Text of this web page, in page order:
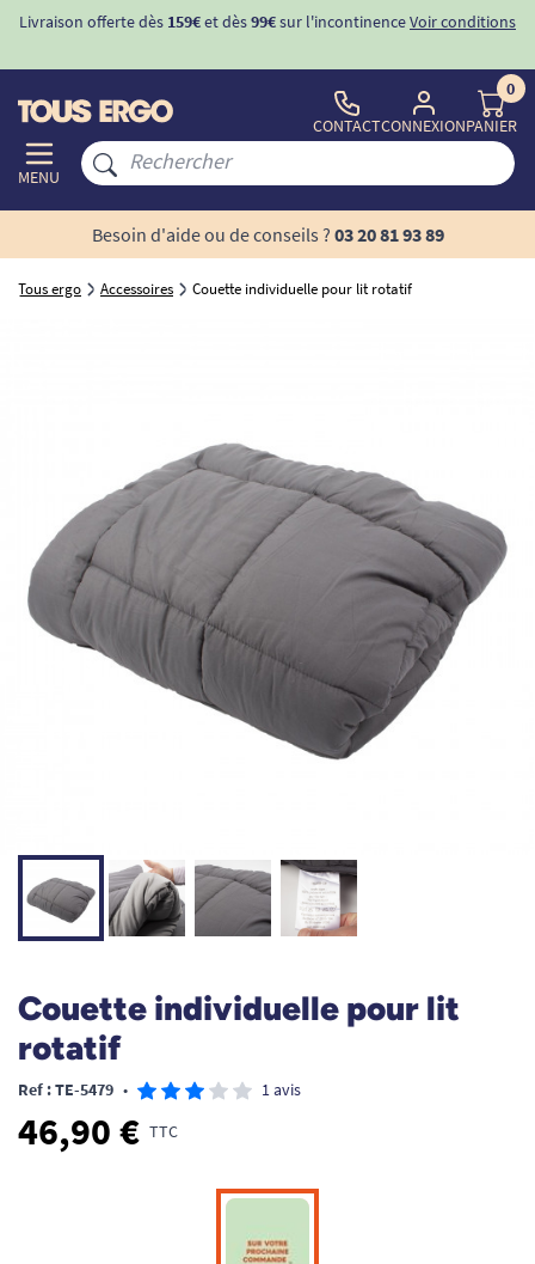
Livraison offerte dès 159€et dès99€sur l'incontinenceVoir conditions
MENU
CONTACTCONNEXION
0
PANIER
Besoin d'aide ou de conseils ? 03 20 81 93 89
Tous ergo Accessoires Couette individuelle pour lit rotatif
Couette individuelle pour lit
rotatif
Ref : TE-5479 • 1 avis
46,90 € TTC